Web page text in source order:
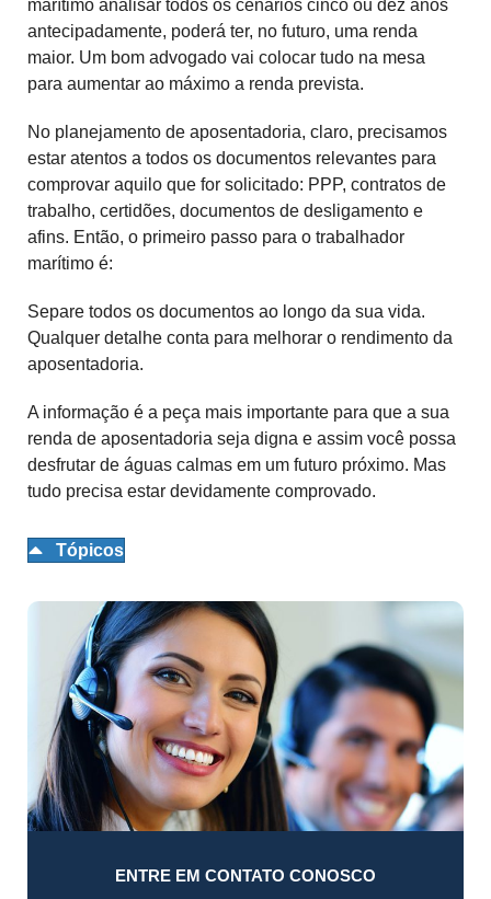
marítimo analisar todos os cenários cinco ou dez anos
antecipadamente, poderá ter, no futuro, uma renda
maior. Um bom advogado vai colocar tudo na mesa
para aumentar ao máximo a renda prevista.
No planejamento de aposentadoria, claro, precisamos
estar atentos a todos os documentos relevantes para
comprovar aquilo que for solicitado: PPP, contratos de
trabalho, certidões, documentos de desligamento e
afins. Então, o primeiro passo para o trabalhador
marítimo é:
Separe todos os documentos ao longo da sua vida.
Qualquer detalhe conta para melhorar o rendimento da
aposentadoria.
A informação é a peça mais importante para que a sua
renda de aposentadoria seja digna e assim você possa
desfrutar de águas calmas em um futuro próximo. Mas
tudo precisa estar devidamente comprovado.
Tópicos
ENTRE EM CONTATO CONOSCO